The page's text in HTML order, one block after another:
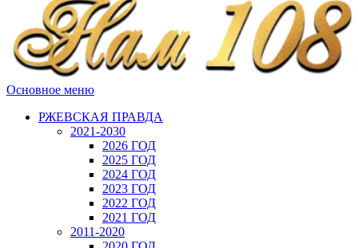
Основное меню
РЖЕВСКАЯ ПРАВДА
2021-2030
2026 ГОД
2025 ГОД
2024 ГОД
2023 ГОД
2022 ГОД
2021 ГОД
2011-2020